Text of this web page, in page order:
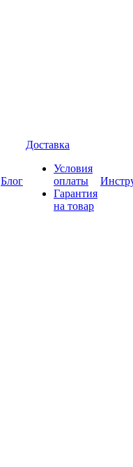
Блог
Доставка
Условия
оплаты
Гарантия
на товар